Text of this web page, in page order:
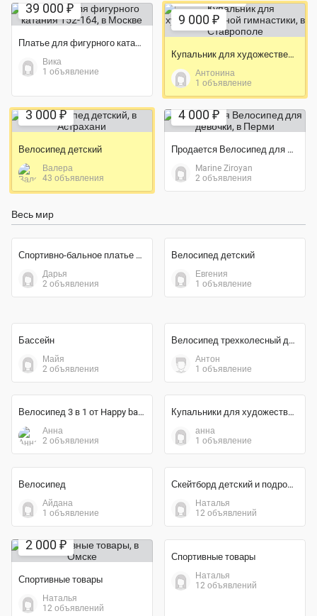
39 000 ₽
Платье для фигурного катания 152-164
Вика
1 объявление
9 000 ₽
Купальник для художественной гимнастики
Антонина
1 объявление
3 000 ₽
Велосипед детский
Валера
43 объявления
4 000 ₽
Продается Велосипед для девочки
Marine Ziroyan
2 объявления
Весь мир
Экономия 39%
55 000 ₽
Дарья
4 000 ₽
Велосипед детский
Евгения
35 000 ₽
Бассейн
Велосипед трехколесный детский
1 объявление
7 000 ₽
Анна
2 объявления
анна
5 000 ₽
Велосипед
Айдана
1 объявление
2 000 ₽